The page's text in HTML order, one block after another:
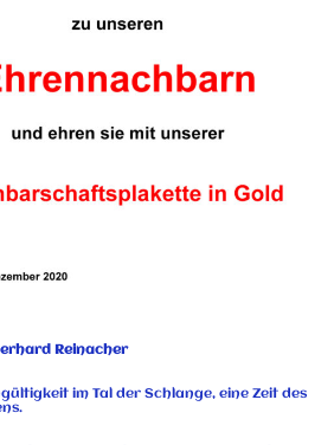
Reinacher
im Tal der Schlange, eine Zeit des